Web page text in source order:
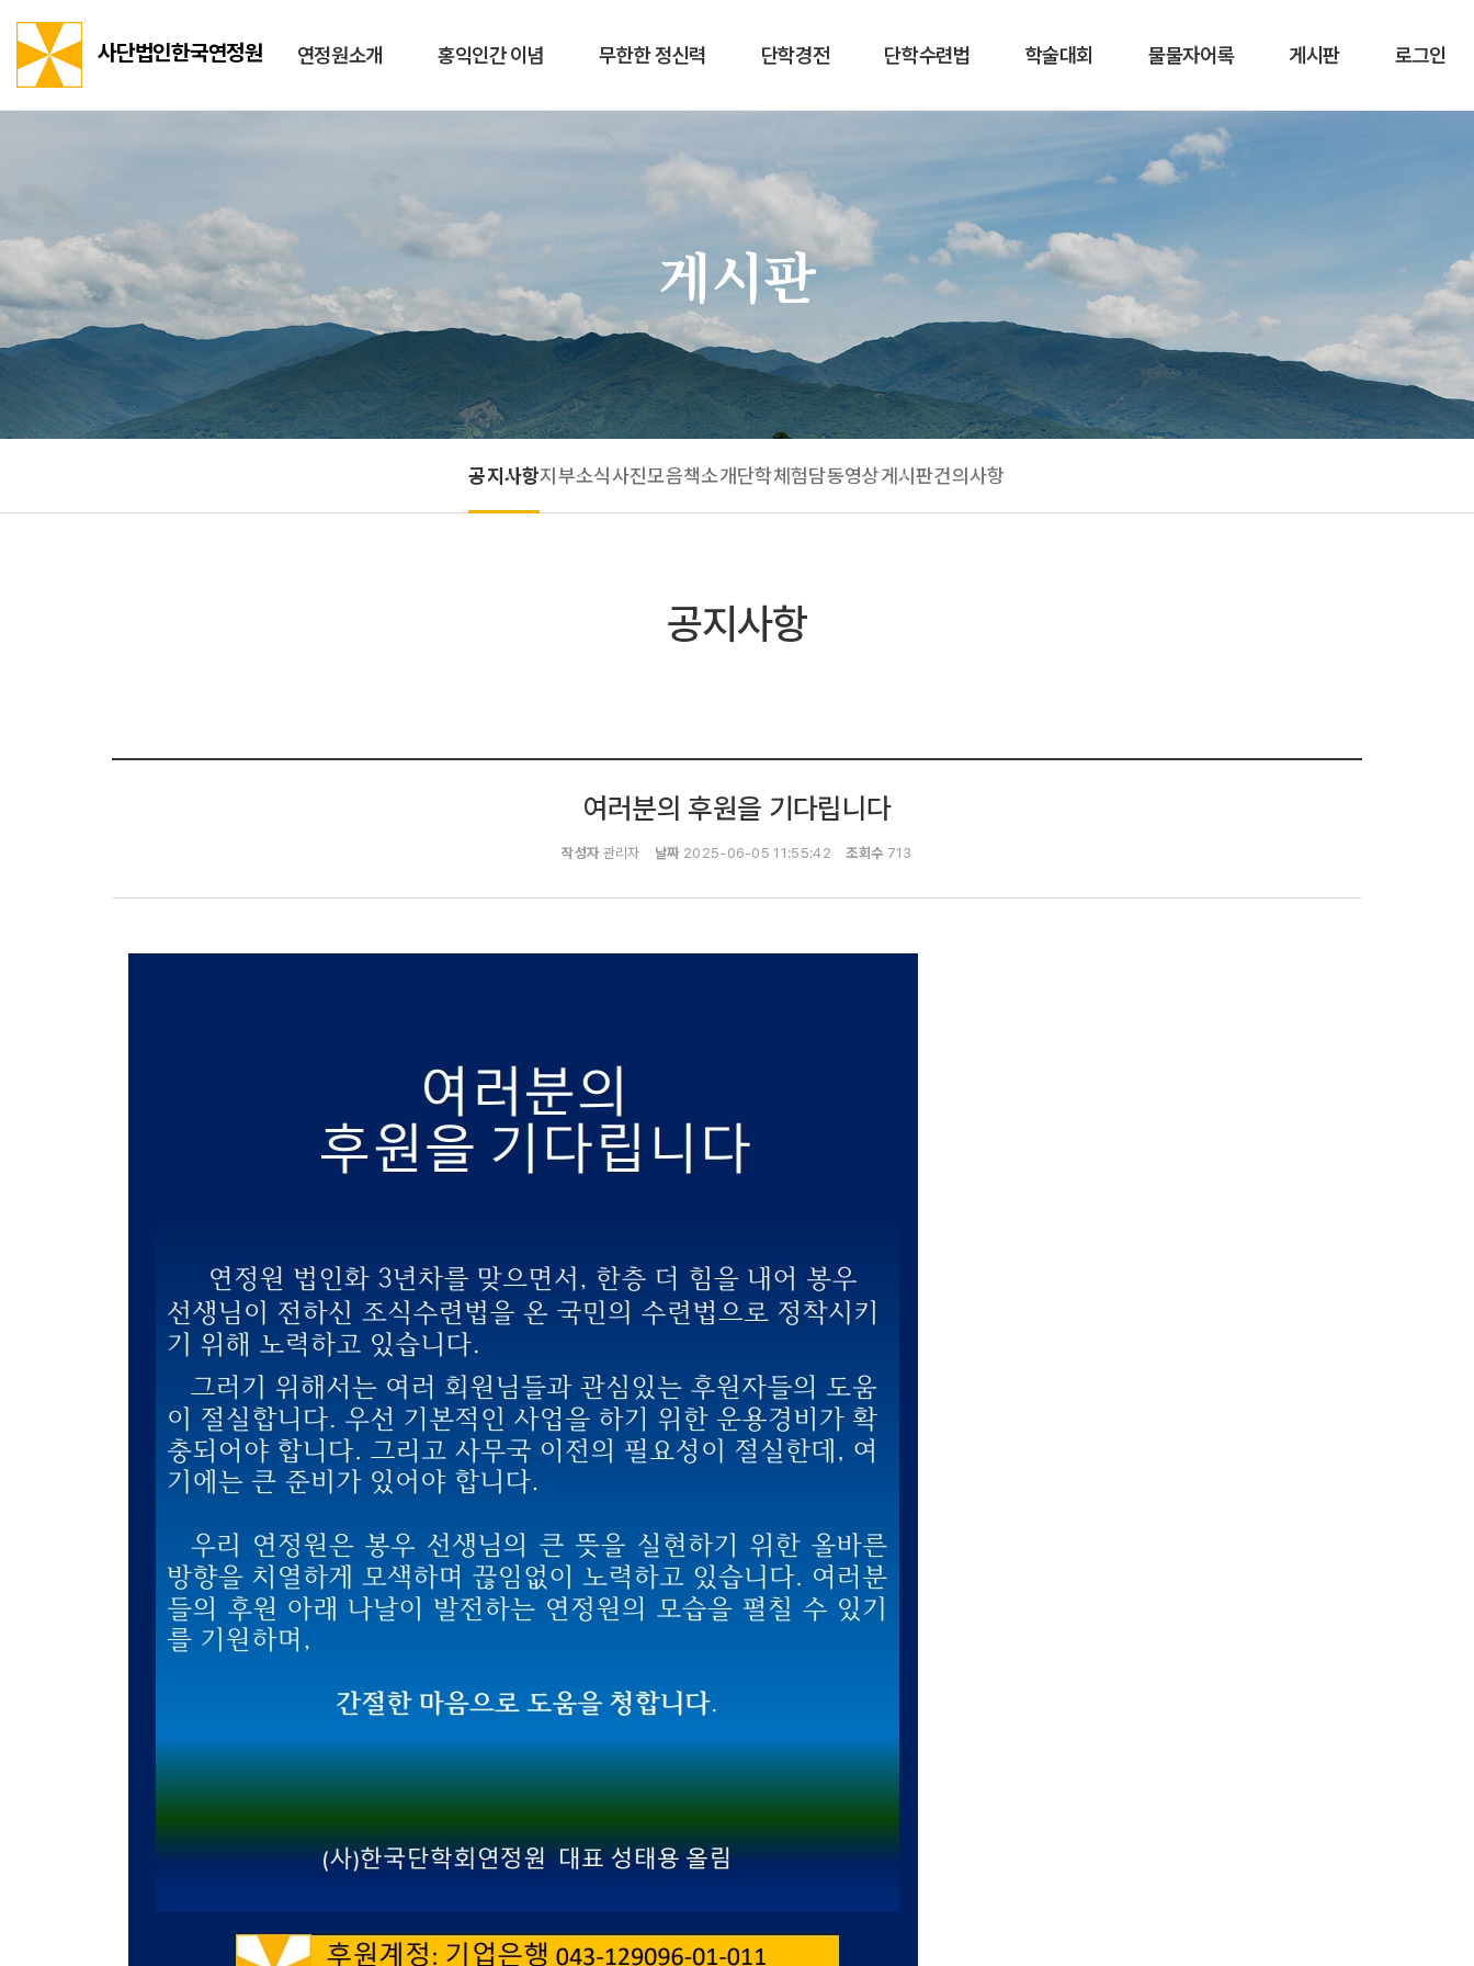
사단법인한국연정원 연정원소개 홍익인간 이념 무한한 정신력 단학경전 단학수련법 학술대회 물물자어록 게시판 로그인
게시판
공지사항지부소식사진모음책소개단학체험담동영상게시판건의사항
공지사항
여러분의 후원을 기다립니다
작성자관리자 날짜 2025-06-05 11:55:42 조회수 713